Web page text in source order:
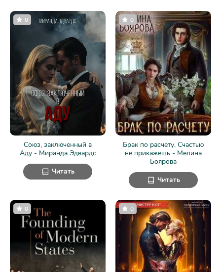
Союз, заключенный в
Аду - Миранда Эдвардс
0
Читать
Брак по расчету. Счастью
не прикажешь - Мелина
Боярова
0
Читать
0 0